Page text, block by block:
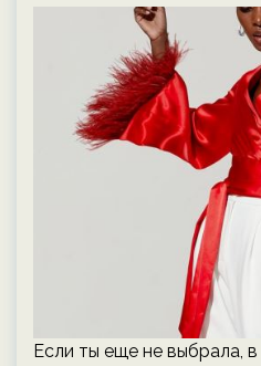
Если ты еще не выбрала,